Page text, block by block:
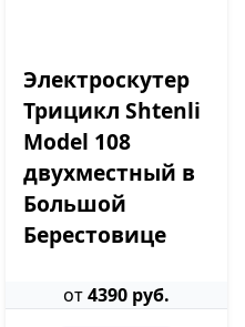
Электроскутер
Трицикл Shtenli
Model 108
двухместный в
Большой
Берестовице
от4390 руб.